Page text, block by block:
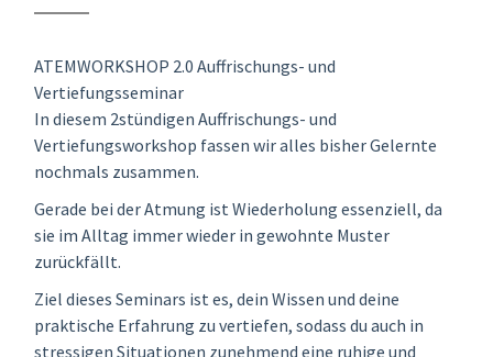
ATEMWORKSHOP 2.0 Auffrischungs- und
Vertiefungsseminar
In diesem 2stündigen Auffrischungs- und
Vertiefungsworkshop fassen wir alles bisher Gelernte
nochmals zusammen.
Gerade bei der Atmung ist Wiederholung essenziell, da
sie im Alltag immer wieder in gewohnte Muster
zurückfällt.
Ziel dieses Seminars ist es, dein Wissen und deine
praktische Erfahrung zu vertiefen, sodass du auch in
stressigen Situationen zunehmend eine ruhige und